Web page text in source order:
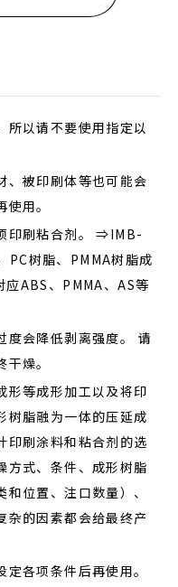
所以请不要使用指定以
、被印刷体等也可能会
用。
印刷粘合剂。 ⇒IMB-
PC树脂、PMMA树脂成
ABS、PMMA、AS等
度会降低剥离强度。 请
燥。
形等成形加工以及将印
树脂融为一体的压延成
印刷涂料和粘合剂的选
方式、条件、成形树脂
位置、注口数量）、
杂的因素都会给最终产
各项条件后再使用。